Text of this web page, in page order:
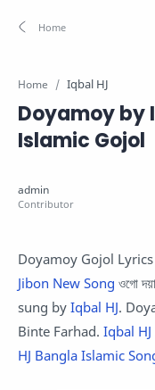
Home Iqbal HJ
Doyamoy by
Islamic Gojol
Doyamoy Gojol
Jibon New Song ওগো
sung by Iqbal HJ.
Binte Farhad. Iqbal
HJ Bangla Islamic